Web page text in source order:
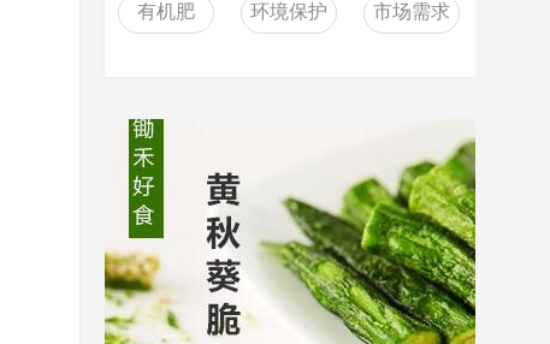
有机肥 环境保护 市场需求